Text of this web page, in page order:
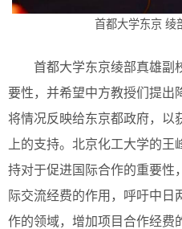
首都大学东京 绫
首都大学东京绫部真雄副
要性，并希望中方教授们提出
将情况反映给东京都政府，以
上的支持。北京化工大学的
持对于促进国际合作的重要性
际交流经费的作用，呼吁中
作的领域，增加项目合作经费